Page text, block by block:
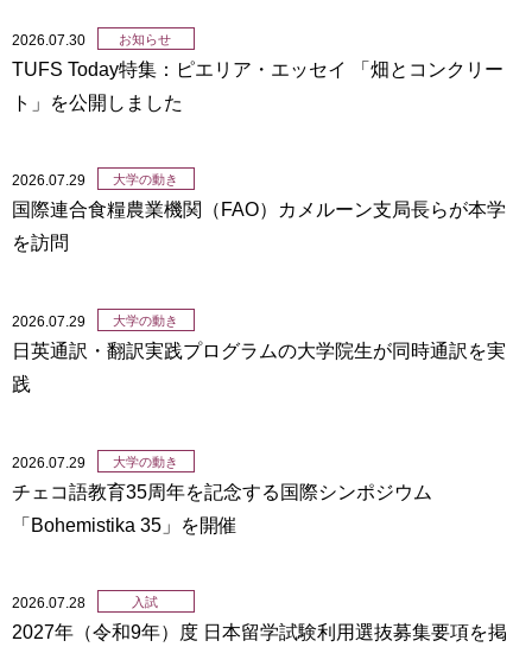
2026.07.30 お知らせ
TUFS Today特集：ピエリア・エッセイ 「畑とコンクリー
ト」を公開しました
2026.07.29 大学の動き
国際連合食糧農業機関（FAO）カメルーン支局長らが本学
を訪問
2026.07.29 大学の動き
日英通訳・翻訳実践プログラムの大学院生が同時通訳を実
践
2026.07.29 大学の動き
チェコ語教育35周年を記念する国際シンポジウム
「Bohemistika 35」を開催
2026.07.28 入試
2027年（令和9年）度 日本留学試験利用選抜募集要項を掲